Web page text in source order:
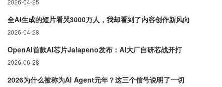
全AI生成的短片看哭3000万人，我却看到了内容创作新风向
2026-04-28
OpenAI首款AI芯片Jalapeno发布：AI大厂自研芯战开打
2026-06-28
2026为什么被称为AI Agent元年？这三个信号说明了一切